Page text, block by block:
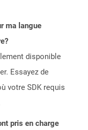
ma langue
disponible
Essayez de
votre SDK requis
pris en charge